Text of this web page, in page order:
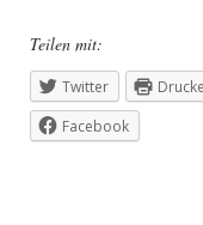
Teilen mit:
Twitter
Facebook